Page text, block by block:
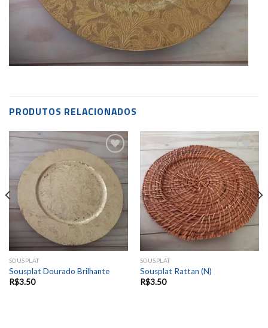
PRODUTOS RELACIONADOS
Add to
wishlist
SOUSPLAT
Sousplat Dourado Brilhante
R$3.50
Add to
wishlist
SOUSPLAT
Sousplat Rattan (N)
R$3.50